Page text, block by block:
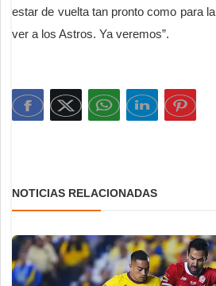
estar de vuelta tan pronto como para
ver a los Astros. Ya veremos”.
NOTICIAS RELACIONADAS